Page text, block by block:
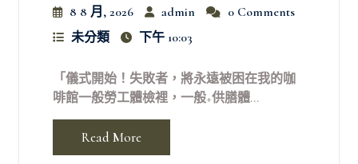
8 8 月, 2026 admin
0 Comments
未分類
下午 10:03
「儀式開始！失敗者，將永遠被困在我的咖
啡館一般勞工體檢裡，一般+供膳體...
Read More